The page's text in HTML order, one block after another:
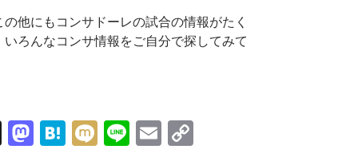
他にもコンサドーレの試合の情報がたく
ろんなコンサ情報をご自分で探してみて
T
M H
M Li
E